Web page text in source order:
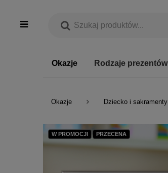
Okazje Rodzaje prezentów
Okazje Dziecko i sakramenty
W PROMOCJI PRZECENA